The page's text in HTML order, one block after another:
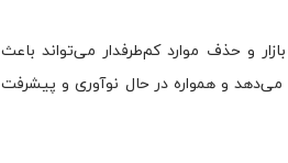
و حذف موارد کم‌طرفدار می‌تواند باعث
می‌دهد و همواره در حال نوآوری و پیشرفت